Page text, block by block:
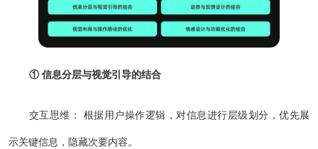
① 信息分层与视觉引导的结合
交互思维： 根据用户操作逻辑，对信息进行层级划分，优先展
示关键信息，隐藏次要内容。